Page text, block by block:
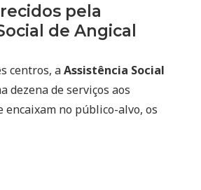
pela
de Angical
centros, aAssistência Social
dezena de serviços aos
encaixam no público-alvo, os